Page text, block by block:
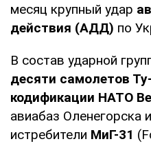
месяц крупный удар
действия (АДД) по
В состав ударной
десяти самолетов
кодификации НАТО
авиабаз Оленегорска
истребители МиГ-31